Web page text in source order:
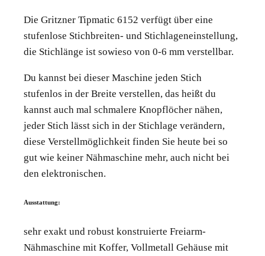
Die Gritzner Tipmatic 6152 verfügt über eine
stufenlose Stichbreiten- und Stichlageneinstellung,
die Stichlänge ist sowieso von 0-6 mm verstellbar.
Du kannst bei dieser Maschine jeden Stich
stufenlos in der Breite verstellen, das heißt du
kannst auch mal schmalere Knopflöcher nähen,
jeder Stich lässt sich in der Stichlage verändern,
diese Verstellmöglichkeit finden Sie heute bei so
gut wie keiner Nähmaschine mehr, auch nicht bei
den elektronischen.
Ausstattung:
sehr exakt und robust konstruierte Freiarm-
Nähmaschine mit Koffer, Vollmetall Gehäuse mit